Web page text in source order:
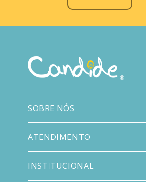
SOBRE NÓS
ATENDIMENTO
INSTITUCIONAL